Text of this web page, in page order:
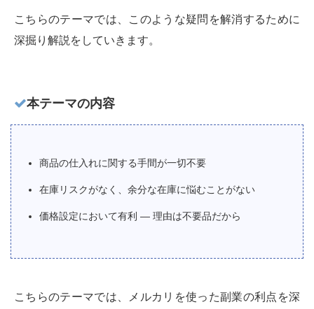
こちらのテーマでは、このような疑問を解消するために
深掘り解説をしていきます。
本テーマの内容
商品の仕入れに関する手間が一切不要
在庫リスクがなく、余分な在庫に悩むことがない
価格設定において有利 ― 理由は不要品だから
こちらのテーマでは、メルカリを使った副業の利点を深